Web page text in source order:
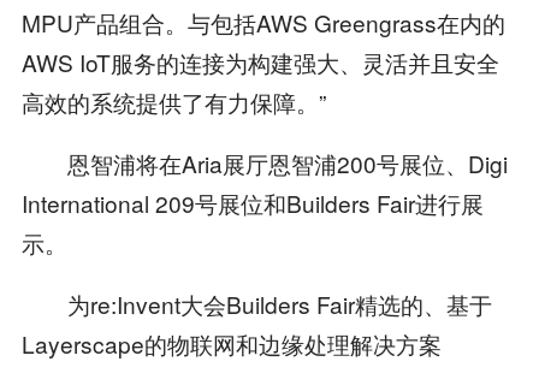
MPU产品组合。与包括AWS Greengrass在内的
AWS IoT服务的连接为构建强大、灵活并且安全
高效的系统提供了有力保障。”
恩智浦将在Aria展厅恩智浦200号展位、Digi
International 209号展位和Builders Fair进行展
示。
为re:Invent大会Builders Fair精选的、基于
Layerscape的物联网和边缘处理解决方案